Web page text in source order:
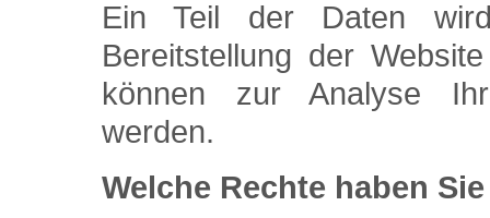
Ein Teil der Daten
Bereitstellung der
können zur Analyse
werden.
Welche Rechte haben